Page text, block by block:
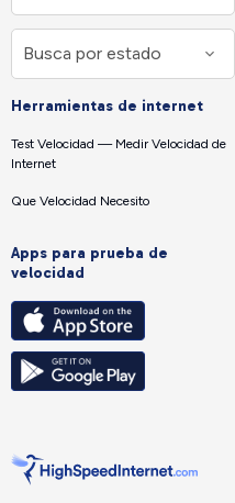
Herramientas de internet
Test Velocidad — Medir Velocidad de
Internet
Que Velocidad Necesito
Apps para prueba de
velocidad